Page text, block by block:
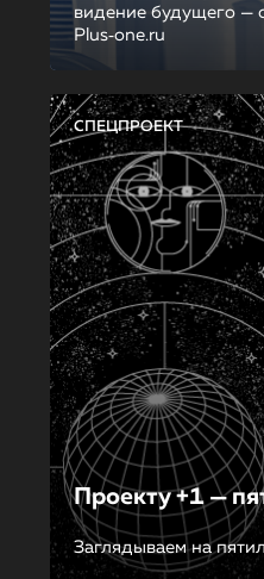
видение будущего —
Plus‑one.ru
СПЕЦПРОЕКТ
Проекту +1 —
Заглядываем на